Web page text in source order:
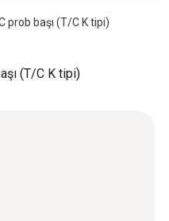
prob başı (T/C K tipi)
(T/C K tipi)